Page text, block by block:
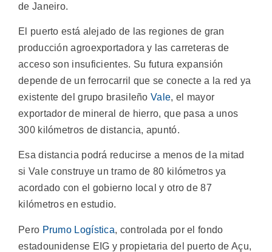
de Janeiro.
El puerto está alejado de las regiones de gran
producción agroexportadora y las carreteras de
acceso son insuficientes. Su futura expansión
depende de un ferrocarril que se conecte a la red ya
existente del grupo brasileñoVale, el mayor
exportador de mineral de hierro, que pasa a unos
300 kilómetros de distancia, apuntó.
Esa distancia podrá reducirse a menos de la mitad
si Vale construye un tramo de 80 kilómetros ya
acordado con el gobierno local y otro de 87
kilómetros en estudio.
Pero Prumo Logística, controlada por el fondo
estadounidense EIG y propietaria del puerto de Açu,